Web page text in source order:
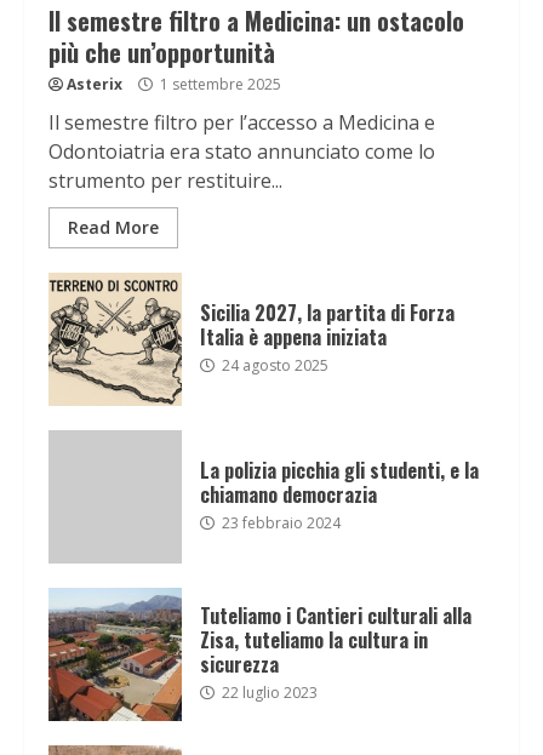
Il semestre filtro a Medicina: un ostacolo
più che un’opportunità
Asterix 1 settembre 2025
Il semestre filtro per l’accesso a Medicina e
Odontoiatria era stato annunciato come lo
strumento per restituire...
Read More
Sicilia 2027, la partita di Forza
Italia è appena iniziata
24 agosto 2025
La polizia picchia gli studenti, e la
chiamano democrazia
23 febbraio 2024
Tuteliamo i Cantieri culturali alla
Zisa, tuteliamo la cultura in
sicurezza
22 luglio 2023